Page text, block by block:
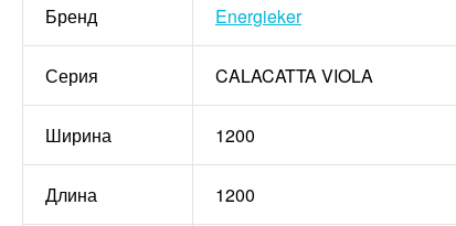
Бренд Energieker
Серия CALACATTA VIOLA
Ширина 1200
Длина 1200